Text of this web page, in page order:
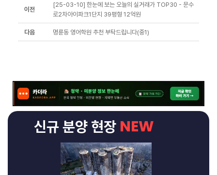
이전
[25-03-10] 한눈에 보는 오늘의 실거래가 TOP30 - 문수
로2차아이파크1단지 39평형 12억원
다음 명륜동 영어학원 추천 부탁드립니다(중1)
신규 분양 현장 NEW